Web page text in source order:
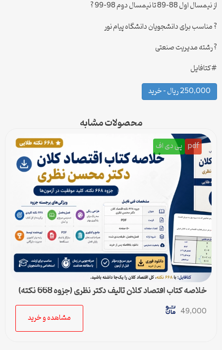
از نیمسال اول 88-89 تا نیمسال دوم 98-99 ?
? مناسب برای دانشجویان دانشگاه پیام نور
? رشته مدیریت صنعتی
#کتافایل
250,000 ریال – خرید
محصولات مشابه
pdf پی دی اف
خلاصه کتاب اقتصاد کلان تالیف دکتر نظری (جزوه 668 نکته)
49,000
مشاهده و خرید